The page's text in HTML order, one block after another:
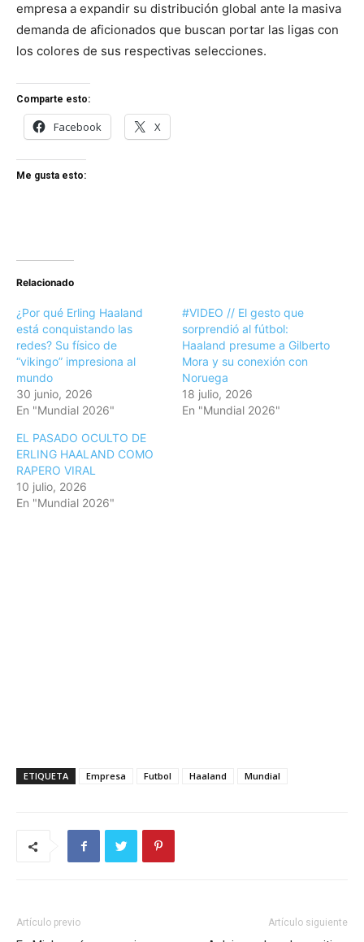
empresa a expandir su distribución global ante la masiva
demanda de aficionados que buscan portar las ligas con
los colores de sus respectivas selecciones.
Comparte esto:
Facebook X
Me gusta esto:
Relacionado
¿Por qué Erling Haaland
está conquistando las
redes? Su físico de
“vikingo” impresiona al
mundo
30 junio, 2026
En "Mundial 2026"
#VIDEO // El gesto que
sorprendió al fútbol:
Haaland presume a Gilberto
Mora y su conexión con
Noruega
18 julio, 2026
En "Mundial 2026"
EL PASADO OCULTO DE
ERLING HAALAND COMO
RAPERO VIRAL
10 julio, 2026
En "Mundial 2026"
ETIQUETA Empresa Futbol Haaland Mundial
Artículo previo Artículo siguiente